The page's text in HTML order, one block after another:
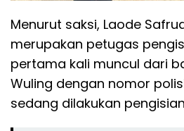
Menurut saksi, Laode
merupakan petugas
pertama kali muncul dari
Wuling dengan nomor
sedang dilakukan